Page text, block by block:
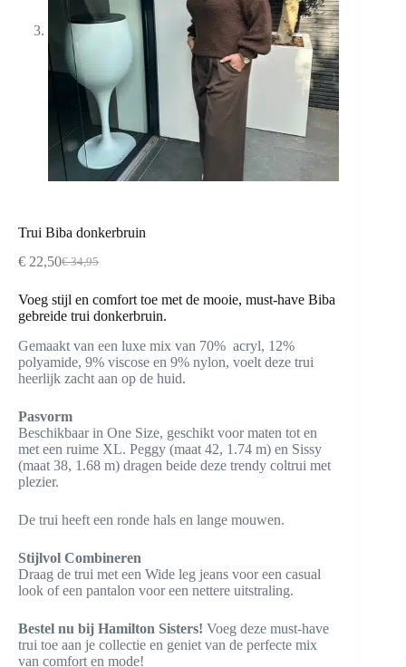
Trui Biba donkerbruin
€34,95
Oorspronkelijke
was:
€ 34,95.
€ 22,50Huidige
is:
€ 22,50.
Voeg stijl en comfort toe met de mooie, must-have Biba
gebreide trui donkerbruin.
Gemaakt van een luxe mix van 70% acryl, 12%
polyamide, 9% viscose en 9% nylon, voelt deze trui
heerlijk zacht aan op de huid.
Pasvorm
Beschikbaar in One Size, geschikt voor maten tot en
met een ruime XL. Peggy (maat 42, 1.74 m) en Sissy
(maat 38, 1.68 m) dragen beide deze trendy coltrui met
plezier.
De trui heeft een ronde hals en lange mouwen.
Stijlvol Combineren
Draag de trui met een Wide leg jeans voor een casual
look of een pantalon voor een nettere uitstraling.
Bestel nu bij Hamilton Sisters! Voeg deze must-have
trui toe aan je collectie en geniet van de perfecte mix
van comfort en mode!